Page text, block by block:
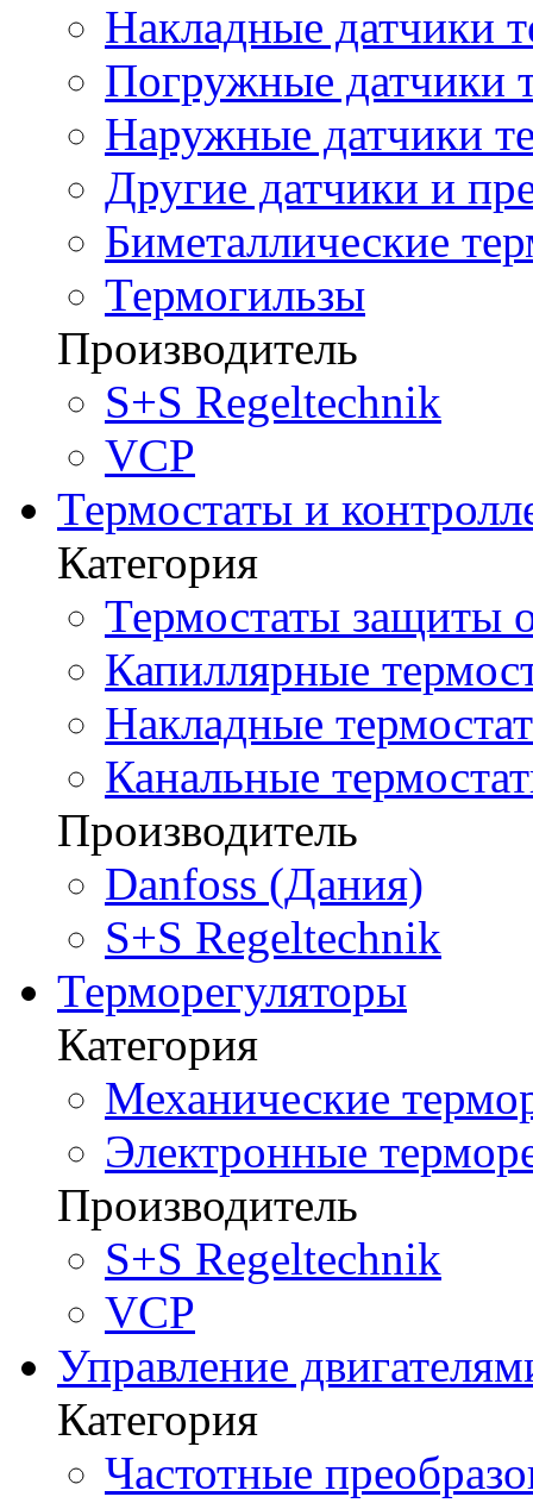
Накладные датчики
Погружные датчики
Наружные датчики
Другие датчики и
Биметаллические
Термогильзы
Производитель
S+S Regeltechnik
VCP
Термостаты и
Категория
Термостаты защиты
Капиллярные
Накладные
Канальные
Производитель
Danfoss (Дания)
S+S Regeltechnik
Терморегуляторы
Категория
Механические
Электронные
Производитель
S+S Regeltechnik
VCP
Управление
Категория
Частотные